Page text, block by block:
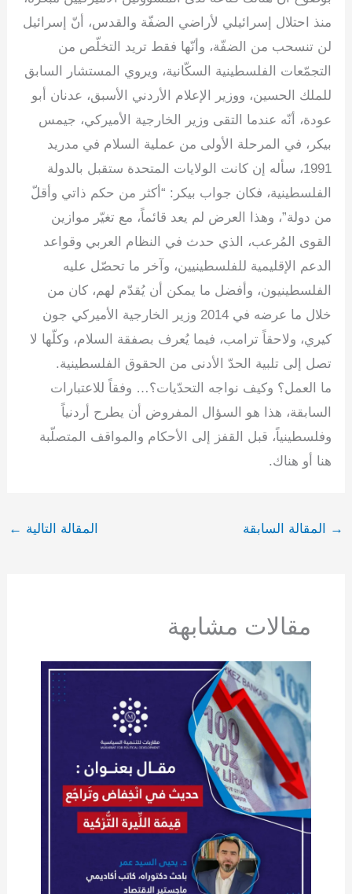
منذ احتلال إسرائيلي لأراضي الضفّة والقدس، أنّ إسرائيل
لن تنسحب من الضفّة، وأنّها فقط تريد التخلّص من
التجمّعات الفلسطينية السكّانية، ويروي المستشار السابق
للملك الحسين، ووزير الإعلام الأردني الأسبق، عدنان أبو
عودة، أنّه عندما التقى وزير الخارجية الأميركي، جيمس
بيكر، في المرحلة الأولى من عملية السلام في مدريد
1991، سأله إن كانت الولايات المتحدة ستقبل بالدولة
الفلسطينية، فكان جواب بيكر: “أكثر من حكم ذاتي وأقلّ
من دولة”، وهذا العرض لم يعد قائماً، مع تغيّر موازين
القوى المُرعب، الذي حدث في النظام العربي وقواعد
الدعم الإقليمية للفلسطينيين، وآخر ما تحصّل عليه
الفلسطينيون، وأفضل ما يمكن أن يُقدّم لهم، كان من
خلال ما عرضه في 2014 وزير الخارجية الأميركي جون
كيري، ولاحقاً ترامب، فيما يُعرف بصفقة السلام، وكلّها لا
تصل إلى تلبية الحدّ الأدنى من الحقوق الفلسطينية.
ما العمل؟ وكيف نواجه التحدّيات؟… وفقاً للاعتبارات
السابقة، هذا هو السؤال المفروض أن يطرح أردنياً
وفلسطينياً، قبل القفز إلى الأحكام والمواقف المتصلّبة
هنا أو هناك.
→ المقالة السابقة المقالة التالية ←
مقالات مشابهة